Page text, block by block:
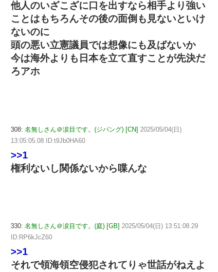
他人のいざこざに口を出すなら相手より強い
ことはもちろんその後の面倒も見ないといけ
ないのに
頭の悪い立憲議員では想像にも及ばないか
今は海外よりも日本を立て直すことが先決だ
ろアホ
308: 名無しさん＠涙目です。(ジパング) [CN] 2025/05/04(日)
13:05:05.08 ID:t9Jb0HA60
>>1
権利ないし関係ないから喋んな
330: 名無しさん＠涙目です。(庭) [GB] 2025/05/04(日) 13:51:08.29
ID:RP6kJcZ60
>>1
それで領海領空侵犯されてりゃ世話がねえよ